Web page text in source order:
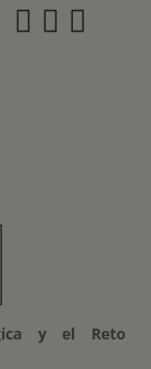
y el Reto